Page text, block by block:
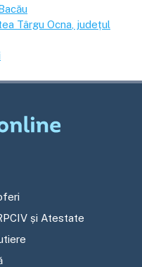
Târgu Ocna , județul
și Atestate